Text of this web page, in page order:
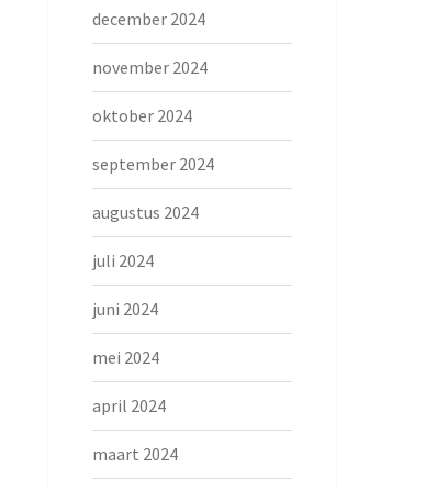
december 2024
november 2024
oktober 2024
september 2024
augustus 2024
juli 2024
juni 2024
mei 2024
april 2024
maart 2024